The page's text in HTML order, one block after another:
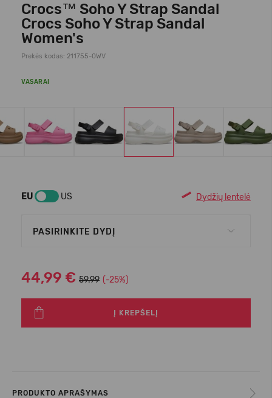
Crocs™ Soho Y Strap Sandal
Crocs Soho Y Strap Sandal
Women's
Prekės kodas: 211755-0WV
VASARAI
EU US Dydžių lentelė
PASIRINKITE DYDĮ
44,99 € 59.99 (-25%)
Į KREPŠELĮ
PRODUKTO APRAŠYMAS